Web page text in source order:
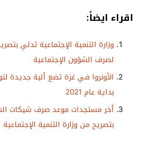
اقراء ايضاً:
وزارة التنمية الإجتماعية تدلي
لصرف الشؤون الإجتماعية
الأونروا في غزة تضع ألية جديدة
بداية عام 2021
أخر مستجدات موعد صرف شيكات
بتصريح من وزارة التنمية الإجتماعية